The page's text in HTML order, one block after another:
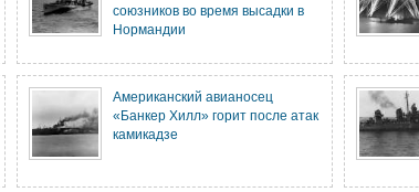
союзников во время высадки в
Нормандии
Американский авианосец
«Банкер Хилл» горит после атак
камикадзе